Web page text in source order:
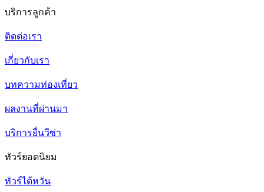
บริการลูกค้า
ติดต่อเรา
เกี่ยวกับเรา
บทความท่องเที่ยว
ผลงานที่ผ่านมา
บริการยื่นวีซ่า
ทัวร์ยอดนิยม
ทัวร์ไต้หวัน